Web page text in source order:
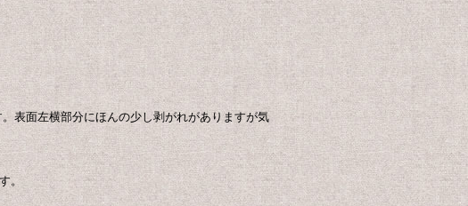
表面左横部分にほんの少し剥がれがありますが気
。